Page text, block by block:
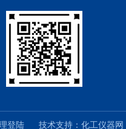
登陆 技术支持： 化工仪器网